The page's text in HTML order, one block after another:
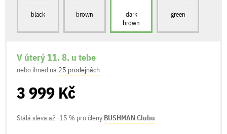
black brown
dark
brown
green
V úterý 11. 8. u tebe
nebo ihned na 25 prodejnách
3 999 Kč
Stálá sleva až -15 % pro členy BUSHMAN Clubu